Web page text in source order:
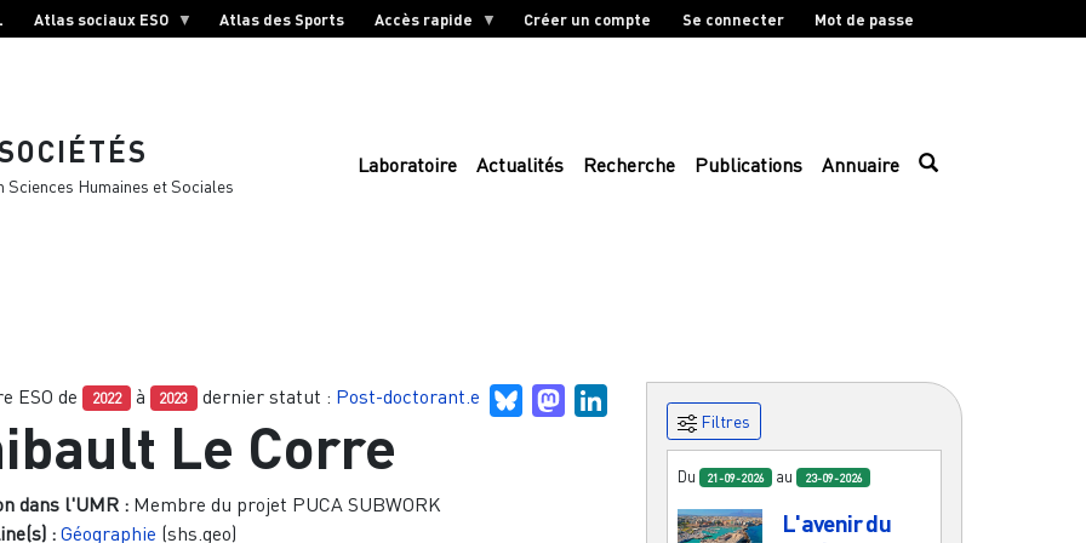
Atlas sociaux ESO Atlas des Sports Accès rapide Créer un compte Se connecter Mot de passe
Humaines et Sociales
Laboratoire Actualités Recherche Publications Annuaire
BlueskyMastodonLinkedIn
ESO de 2022 à 2023 dernier statut : Post-doctorant.e
Le Corre
dans l'UMR : Membre du projet PUCA SUBWORK
: Géographie (shs.geo)
Filtres
Du 21-09-2026 au 23-09-2026
L'avenir du